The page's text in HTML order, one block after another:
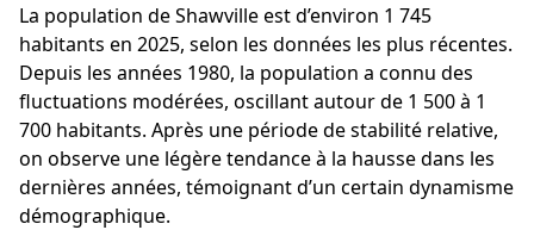
La population de Shawville est d’environ 1 745
habitants en 2025, selon les données les plus récentes.
Depuis les années 1980, la population a connu des
fluctuations modérées, oscillant autour de 1 500 à 1
700 habitants. Après une période de stabilité relative,
on observe une légère tendance à la hausse dans les
dernières années, témoignant d’un certain dynamisme
démographique.